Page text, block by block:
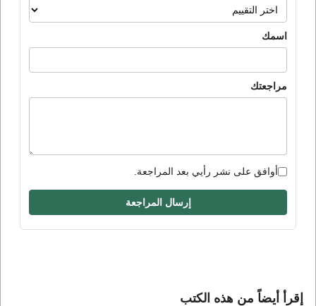
اسمك
مراجعتك
أوافق على نشر رأيي بعد المراجعة.
إرسال المراجعة
إقرأ أيضاً من هذه الكتب